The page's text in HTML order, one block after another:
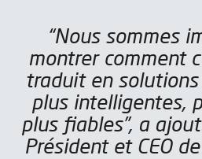
“Nous sommes impatients de
montrer comment
traduit en
plus intelligentes,
plus fiables”, a
Président et CEO